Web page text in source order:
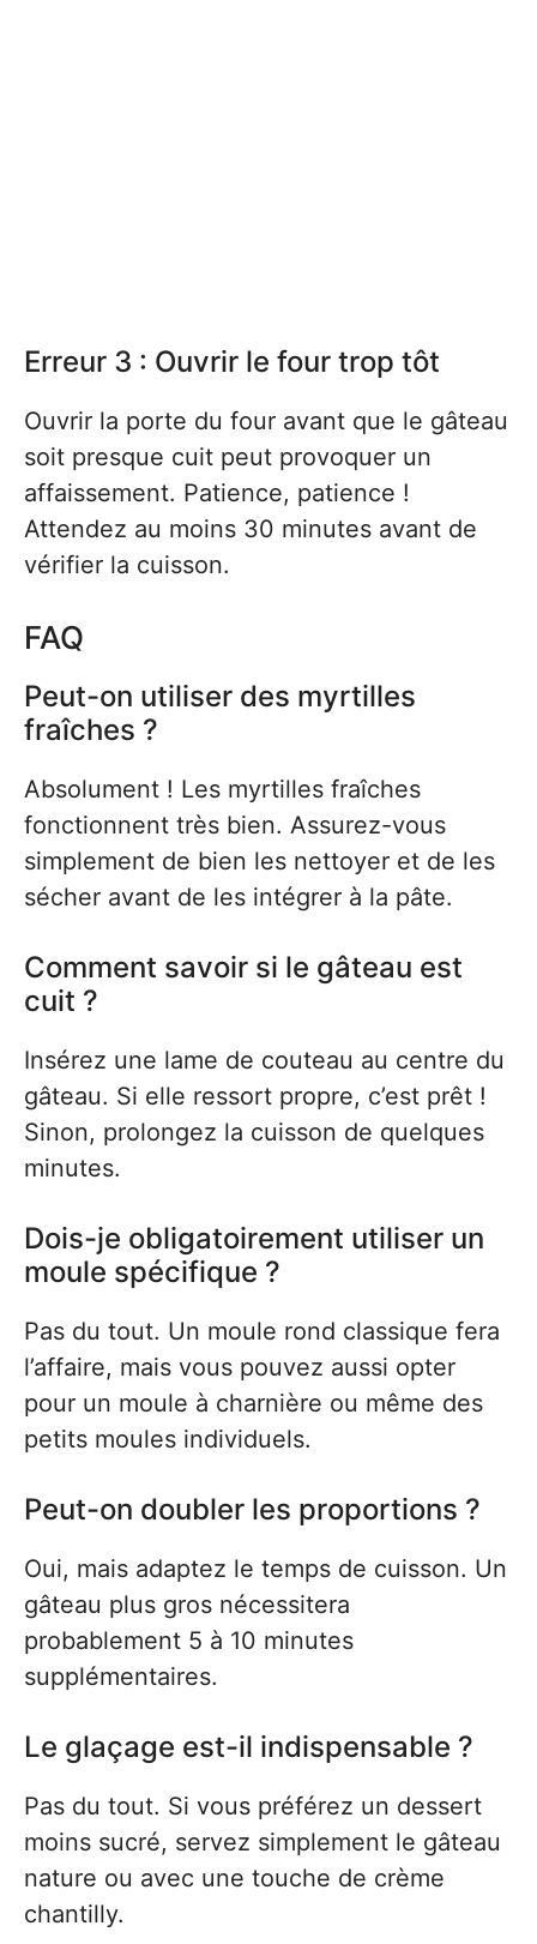
Erreur 3 : Ouvrir le four trop tôt
Ouvrir la porte du four avant que le gâteau
soit presque cuit peut provoquer un
affaissement. Patience, patience !
Attendez au moins 30 minutes avant de
vérifier la cuisson.
FAQ
Peut-on utiliser des myrtilles
fraîches ?
Absolument ! Les myrtilles fraîches
fonctionnent très bien. Assurez-vous
simplement de bien les nettoyer et de les
sécher avant de les intégrer à la pâte.
Comment savoir si le gâteau est
cuit ?
Insérez une lame de couteau au centre du
gâteau. Si elle ressort propre, c’est prêt !
Sinon, prolongez la cuisson de quelques
minutes.
Dois-je obligatoirement utiliser un
moule spécifique ?
Pas du tout. Un moule rond classique fera
l’affaire, mais vous pouvez aussi opter
pour un moule à charnière ou même des
petits moules individuels.
Peut-on doubler les proportions ?
Oui, mais adaptez le temps de cuisson. Un
gâteau plus gros nécessitera
probablement 5 à 10 minutes
supplémentaires.
Le glaçage est-il indispensable ?
Pas du tout. Si vous préférez un dessert
moins sucré, servez simplement le gâteau
nature ou avec une touche de crème
chantilly.